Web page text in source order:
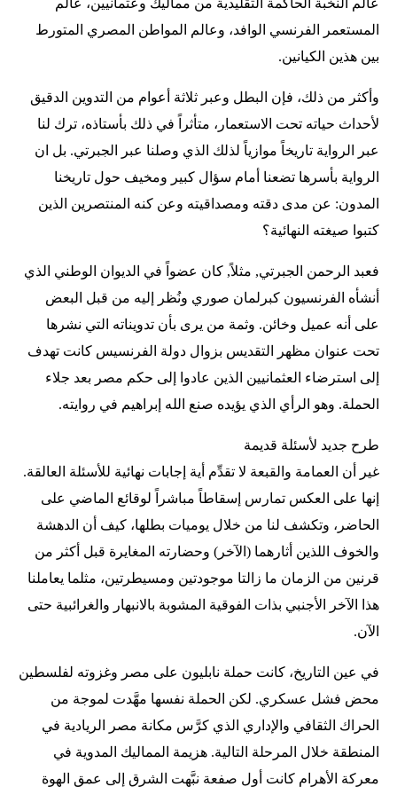
عالم النخبة الحاكمة التقليدية من مماليك وعثمانيين، عالم
المستعمر الفرنسي الوافد، وعالم المواطن المصري المتورط
بين هذين الكيانين.
وأكثر من ذلك، فإن البطل وعبر ثلاثة أعوام من التدوين الدقيق
لأحداث حياته تحت الاستعمار، متأثراً في ذلك بأستاذه، ترك لنا
عبر الرواية تاريخاً موازياً لذلك الذي وصلنا عبر الجبرتي. بل ان
الرواية بأسرها تضعنا أمام سؤال كبير ومخيف حول تاريخنا
المدون: عن مدى دقته ومصداقيته وعن كنه المنتصرين الذين
كتبوا صيغته النهائية؟
فعبد الرحمن الجبرتي, مثلاً, كان عضواً في الديوان الوطني الذي
أنشأه الفرنسيون كبرلمان صوري ونُظر إليه من قبل البعض
على أنه عميل وخائن. وثمة من يرى بأن تدويناته التي نشرها
تحت عنوان مظهر التقديس بزوال دولة الفرنسيس كانت تهدف
إلى استرضاء العثمانيين الذين عادوا إلى حكم مصر بعد جلاء
الحملة. وهو الرأي الذي يؤيده صنع الله إبراهيم في روايته.
طرح جديد لأسئلة قديمة
غير أن العمامة والقبعة لا تقدِّم أية إجابات نهائية للأسئلة العالقة.
إنها على العكس تمارس إسقاطاً مباشراً لوقائع الماضي على
الحاضر، وتكشف لنا من خلال يوميات بطلها، كيف أن الدهشة
والخوف اللذين أثارهما (الآخر) وحضارته المغايرة قبل أكثر من
قرنين من الزمان ما زالتا موجودتين ومسيطرتين، مثلما يعاملنا
هذا الآخر الأجنبي بذات الفوقية المشوبة بالانبهار والغرائبية حتى
الآن.
في عين التاريخ، كانت حملة نابليون على مصر وغزوته لفلسطين
محض فشل عسكري. لكن الحملة نفسها مهَّدت لموجة من
الحراك الثقافي والإداري الذي كرَّس مكانة مصر الريادية في
المنطقة خلال المرحلة التالية. هزيمة المماليك المدوية في
معركة الأهرام كانت أول صفعة نبَّهت الشرق إلى عمق الهوة